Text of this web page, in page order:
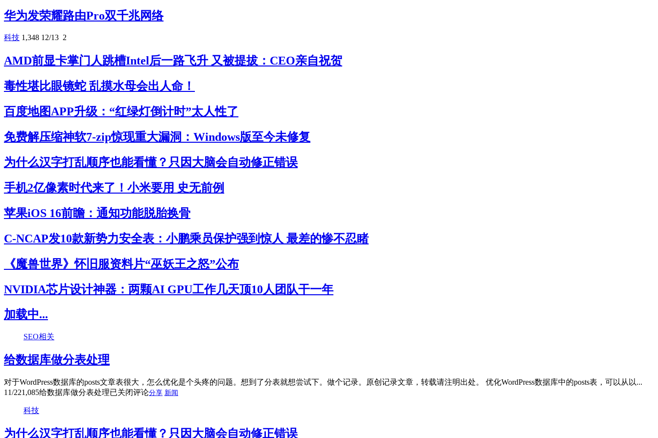
华为发荣耀路由Pro双千兆网络
科技 1,348 12/13 2
AMD前显卡掌门人跳槽Intel后一路飞升 又被提拔：CEO亲自祝贺
毒性堪比眼镜蛇 乱摸水母会出人命！
百度地图APP升级：“红绿灯倒计时”太人性了
免费解压缩神软7-zip惊现重大漏洞：Windows版至今未修复
为什么汉字打乱顺序也能看懂？只因大脑会自动修正错误
手机2亿像素时代来了！小米要用 史无前例
苹果iOS 16前瞻：通知功能脱胎换骨
C-NCAP发10款新势力安全表：小鹏乘员保护强到惊人 最差的惨不忍睹
《魔兽世界》怀旧服资料片“巫妖王之怒”公布
NVIDIA芯片设计神器：两颗AI GPU工作几天顶10人团队干一年
加载中...
SEO相关
给数据库做分表处理
对于WordPress数据库的posts文章表很大，怎么优化是个头疼的问题。想到了分表就想尝试下。做个记录。原创记录文章，转载请注明出处。 优化WordPress数据库中的posts表，可以从以...
11/221,085给数据库做分表处理已关闭评论分享 新闻
科技
为什么汉字打乱顺序也能看懂？只因大脑会自动修正错误